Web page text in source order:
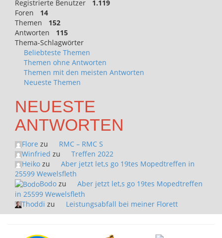
Registrierte Benutzer
1.119
Foren
14
Themen
152
Antworten
115
Thema-Schlagwörter
Beliebteste Themen
Themen ohne Antworten
Themen mit den meisten Antworten
Neueste Themen
NEUESTE
ANTWORTEN
Flore zu
RMC – RMC S
Winfried zu
Treffen 2022
Heiko zu
Aber jetzt let,s go 19tes Mopedtreffen in
25599 Wewelsfleth
Bodo zu
Aber jetzt let,s go 19tes Mopedtreffen
in 25599 Wewelsfleth
Thoddi zu Leistungsabfall bei meiner Florett